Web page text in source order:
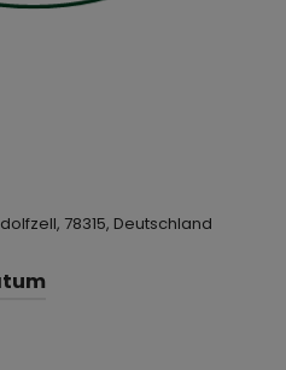
78315, Deutschland